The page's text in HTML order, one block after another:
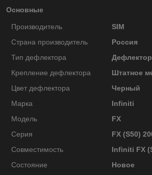
Основные
Производитель
SIM
Страна производитель
Россия
Тип дефлектора
Дефлектор
Крепление дефлектора
Штатное
Цвет дефлектора
Черный
Марка
Infiniti
Модель
FX
Серия
FX (S50)
Совместимость
Infiniti FX
Состояние
Новое